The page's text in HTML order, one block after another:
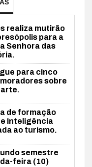
realiza mutirão
para a
Senhora das
para cinco
sobre
de formação
Inteligência
ao turismo.
semestre
feira (10)